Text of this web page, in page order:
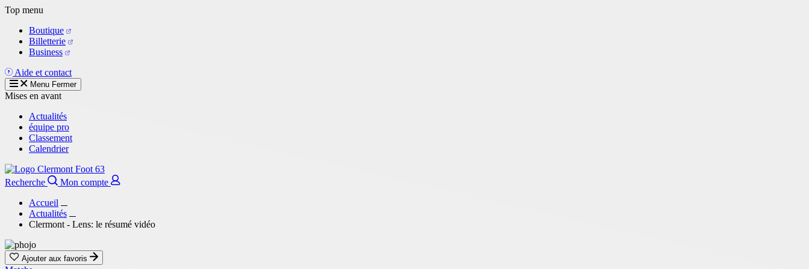
Aller
contenu
principal
Top menu
Boutique
Billetterie
Business
Aide et contact
Menu Fermer
Mises en avant
Actualités
équipe pro
Classement
Calendrier
Recherche
Mon compte
Accueil
Actualités
Clermont - Lens: le résumé vidéo
Ajouter aux favoris